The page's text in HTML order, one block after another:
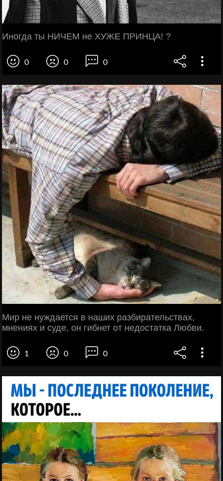
Иногда ты НИЧЕМ не ХУЖЕ ПРИНЦА! ?
0 0 0
Мир не нуждается в наших разбирательствах,
мнениях и суде, он гибнет от недостатка Любви.
1 0 0